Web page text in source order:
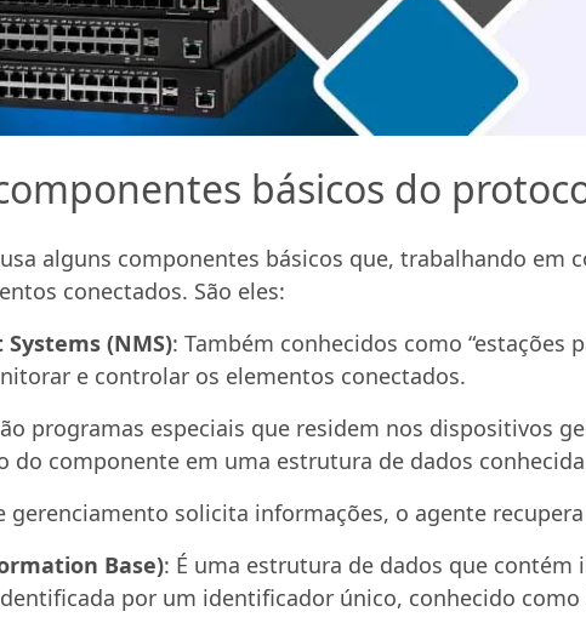
básicos do
usa alguns componentes básicos que, trabalhando
conectados. São eles:
(NMS): Também conhecidos como “estações
e controlar os elementos conectados.
programas especiais que residem nos dispositivos
do componente em uma estrutura de dados
gerenciamento solicita informações, o agente
Base): É uma estrutura de dados que
por um identificador único, conhecido